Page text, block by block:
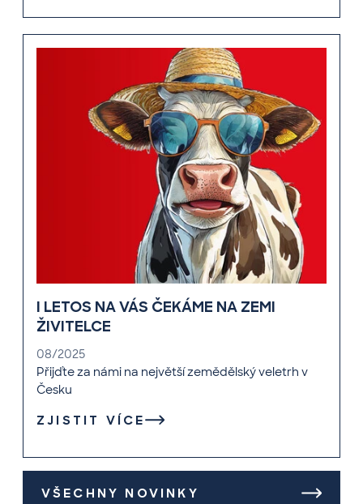
I LETOS NA VÁS ČEKÁME NA ZEMI
ŽIVITELCE
08/2025
Přijďte za námi na největší zemědělský veletrh v
Česku
ZJISTIT VÍCE
VŠECHNY NOVINKY